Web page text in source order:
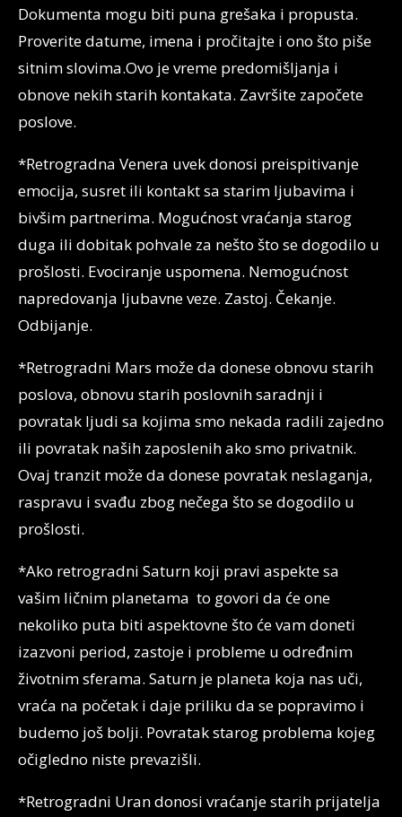
Dokumenta mogu biti puna grešaka i propusta.
Proverite datume, imena i pročitajte i ono što piše
sitnim slovima.Ovo je vreme predomišljanja i
obnove nekih starih kontakata. Završite započete
poslove.
*Retrogradna Venera uvek donosi preispitivanje
emocija, susret ili kontakt sa starim ljubavima i
bivšim partnerima. Mogućnost vraćanja starog
duga ili dobitak pohvale za nešto što se dogodilo u
prošlosti. Evociranje uspomena. Nemogućnost
napredovanja ljubavne veze. Zastoj. Čekanje.
Odbijanje.
*Retrogradni Mars može da donese obnovu starih
poslova, obnovu starih poslovnih saradnji i
povratak ljudi sa kojima smo nekada radili zajedno
ili povratak naših zaposlenih ako smo privatnik.
Ovaj tranzit može da donese povratak neslaganja,
raspravu i svađu zbog nečega što se dogodilo u
prošlosti.
*Ako retrogradni Saturn koji pravi aspekte sa
vašim ličnim planetama to govori da će one
nekoliko puta biti aspektovne što će vam doneti
izazvoni period, zastoje i probleme u određnim
životnim sferama. Saturn je planeta koja nas uči,
vraća na početak i daje priliku da se popravimo i
budemo još bolji. Povratak starog problema kojeg
očigledno niste prevazišli.
*Retrogradni Uran donosi vraćanje starih prijatelja